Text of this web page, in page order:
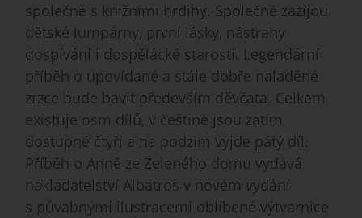
společně s knižními hrdiny. Společně zažijou
dětské lumpárny, první lásky, nástrahy
dospívání i dospělácké starosti. Legendární
příběh o upovídané a stále dobře naladěné
zrzce bude bavit především děvčata. Celkem
existuje osm dílů, v češtině jsou zatím
dostupné čtyři a na podzim vyjde pátý díl.
Příběh o Anně ze Zeleného domu vydává
nakladatelství Albatros v novém vydání
s půvabnými ilustracemi oblíbené výtvarnice